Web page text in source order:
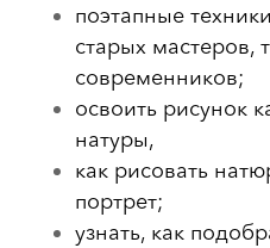
поэтапные
старых мастеров,
современников;
освоить рисунок
натуры,
как рисовать
портрет;
узнать, как